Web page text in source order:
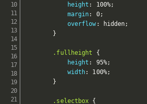
height : 100%;
margin: 0;
overflow : hidden;
}
.fullheight
{
height : 95%;
width: 100%;
}
.selectbox {